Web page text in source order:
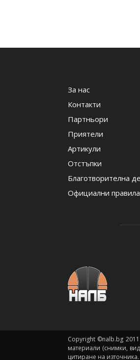
За нас
Контакти
Партньори
Приятели
Артикули
Отстъпки
Благотворителна
Официални
Copyright ©nalb.bg 2011
материали (снимки,
цитиране на източника.